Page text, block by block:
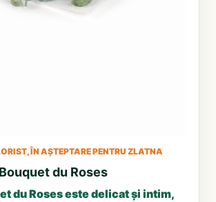
ÎN AȘTEPTARE PENTRU ZLATNA
Bouquet du Roses
du Roses este delicat și intim,